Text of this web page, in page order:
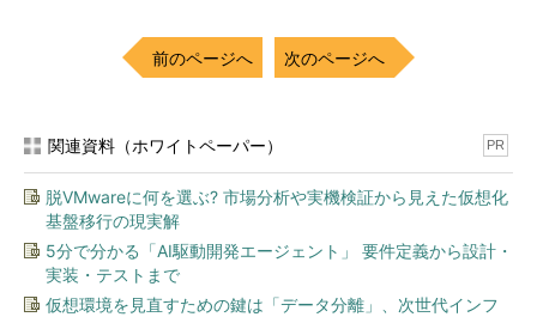
前のページへ 次のページへ
関連資料（ホワイトペーパー） PR
脱VMwareに何を選ぶ? 市場分析や実機検証から見えた仮想化
基盤移行の現実解
5分で分かる「AI駆動開発エージェント」 要件定義から設計・
実装・テストまで
仮想環境を見直すための鍵は「データ分離」、次世代インフ